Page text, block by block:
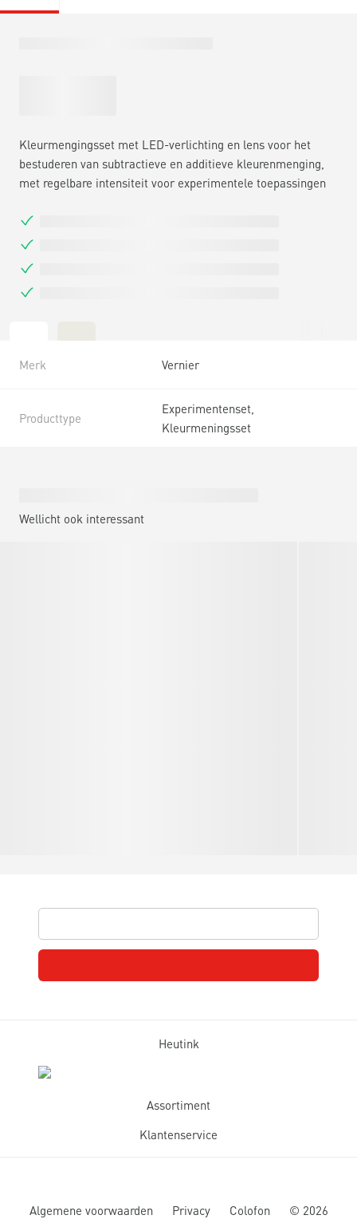
Kleurmengingsset met LED-verlichting en lens voor het
bestuderen van subtractieve en additieve kleurenmenging,
met regelbare intensiteit voor experimentele toepassingen
Merk Vernier
Producttype
Experimentenset,
Kleurmeningsset
Wellicht ook interessant
Heutink
Assortiment
Klantenservice
Algemene voorwaarden Privacy Colofon © 2026